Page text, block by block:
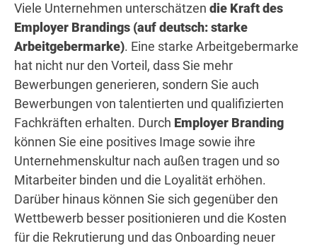
Viele Unternehmen unterschätzen die Kraft des
Employer Brandings (auf deutsch: starke
Arbeitgebermarke). Eine starke Arbeitgebermarke
hat nicht nur den Vorteil, dass Sie mehr
Bewerbungen generieren, sondern Sie auch
Bewerbungen von talentierten und qualifizierten
Fachkräften erhalten. Durch Employer Branding
können Sie eine positives Image sowie ihre
Unternehmenskultur nach außen tragen und so
Mitarbeiter binden und die Loyalität erhöhen.
Darüber hinaus können Sie sich gegenüber den
Wettbewerb besser positionieren und die Kosten
für die Rekrutierung und das Onboarding neuer